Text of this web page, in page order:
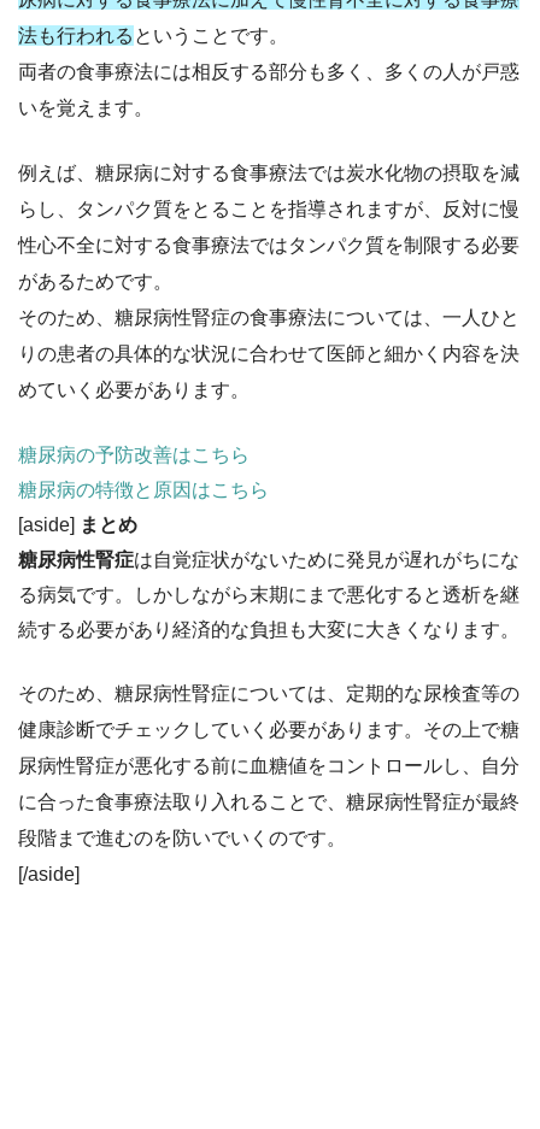
法も行われる ということです。
両者の食事療法には相反する部分も多く、多くの人が戸惑
いを覚えます。
例えば、糖尿病に対する食事療法では炭水化物の摂取を減
らし、タンパク質をとることを指導されますが、反対に慢
性心不全に対する食事療法ではタンパク質を制限する必要
があるためです。
そのため、糖尿病性腎症の食事療法については、一人ひと
りの患者の具体的な状況に合わせて医師と細かく内容を決
めていく必要があります。
糖尿病の予防改善はこちら
糖尿病の特徴と原因はこちら
[aside] まとめ
糖尿病性腎症は自覚症状がないために発見が遅れがちにな
る病気です。しかしながら末期にまで悪化すると透析を継
続する必要があり経済的な負担も大変に大きくなります。
そのため、糖尿病性腎症については、定期的な尿検査等の
健康診断でチェックしていく必要があります。その上で糖
尿病性腎症が悪化する前に血糖値をコントロールし、自分
に合った食事療法取り入れることで、糖尿病性腎症が最終
段階まで進むのを防いでいくのです。
[/aside]